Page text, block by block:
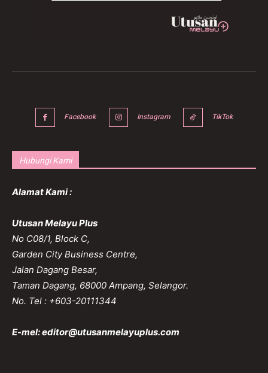
Facebook Instagram TikTok
Hubungi Kami
Alamat Kami :
Utusan Melayu Plus
No C08/1, Block C,
Garden City Business Centre,
Jalan Dagang Besar,
Taman Dagang, 68000 Ampang, Selangor.
No. Tel : +603-20111344
E-mel:editor@utusanmelayuplus.com